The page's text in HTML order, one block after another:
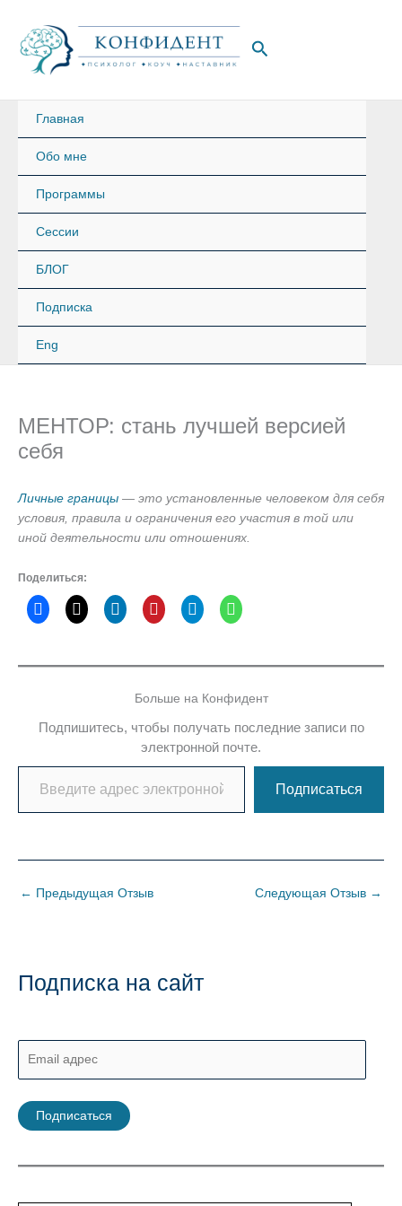
содержимому
Поиск
Главная
Обо мне
Программы
Сессии
БЛОГ
Подписка
Eng
МЕНТОР: стань лучшей версией
себя
Личные границы — это установленные человеком для себя
условия, правила и ограничения его участия в той или
иной деятельности или отношениях.
Поделиться:
Больше на Конфидент
Подпишитесь, чтобы получать последние записи по
электронной почте.
Введите адрес электронной почты…
Подписаться
← Предыдущая Отзыв Следующая Отзыв →
Подписка на сайт
m
i
а
Подписаться